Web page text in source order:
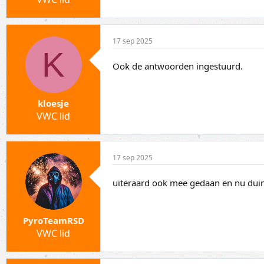
K
kloesje
VWC lid
17 sep 2025
Ook de antwoorden ingestuurd.
PyroTeamRSD
VWC lid
17 sep 2025
uiteraard ook mee gedaan en nu